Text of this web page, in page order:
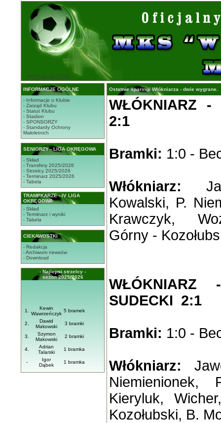
STRONA GŁÓWNA
INFORMACJE OGÓLNE
- Informacje o Klubie
- Zarząd Klubu
- Statut Klubu
- Stadion
- SPONSORZY
- Standardy Ochrony
Małoletnich
SENIORZY - LIGA OKRĘGOWA
- Skład
- Transfery 2025/2026
- Strzelcy 2025/2026
- Terminarz 2025/2026
- Tabela
TRAMPKARZE - IV LIGA
OKRĘGOWA
- Skład
- Terminarz i wyniki
- Tabela
CIEKAWOSTKI
- Redakcja
- Archiwum newsów
- Download
- Najlepsi strzelcy -
sezon 2025/2026
1.
Kewin
Wawrzeńczyk
5 bramek
2.
Dawid
Makowski
3 bramki
3.
Szymon
Makowski
2 bramki
4.
Adrian
Talarski
1 bramka
-
Igor
Dąbek
1 bramka
Ostatnie sparingi Włókniarza - dwie wygrane.
WŁÓKNIARZ -
2:1
Bramki: 1:0 -
Włókniarz:
Kowalski, P.
Krawczyk,
Górny -
SUDECKI 2:1
Bramki: 1:0 -
Włókniarz:
Kieryluk,
Kozołubski, B.